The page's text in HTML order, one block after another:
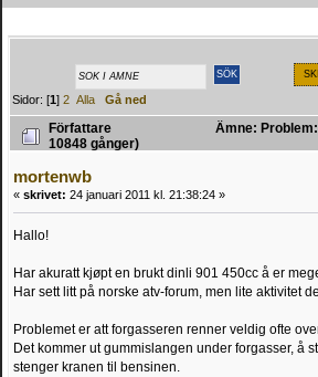
Sidor: [1]2 Alla Gå ned
Författare
Ämne:
10848 gånger)
mortenwb
« skrivet: 24 januari 2011 kl. 21:38:24 »
Hallo!
Har akuratt kjøpt en brukt dinli 901 450cc å er
Har sett litt på norske atv-forum, men lite aktivitet
Problemet er att forgasseren renner veldig ofte
Det kommer ut gummislangen under forgasser, å
stenger kranen til bensinen.